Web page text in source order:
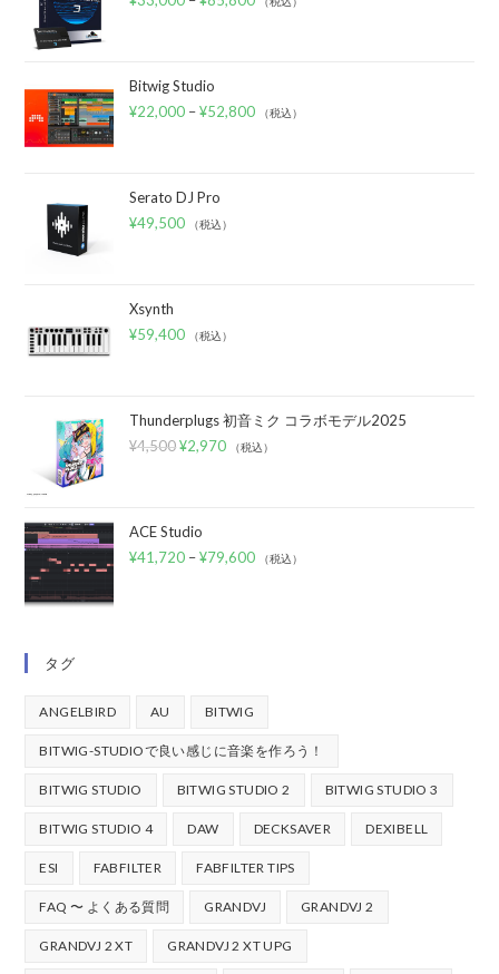
Bitwig Studio
¥22,000 –¥52,800 （税込）
Serato DJ Pro
¥49,500 （税込）
Xsynth
¥59,400 （税込）
Thunderplugs 初音ミク コラボモデル2025
¥4,500 ¥2,970 （税込）
ACE Studio
¥41,720 –¥79,600 （税込）
タグ
ANGELBIRD AU BITWIG
BITWIG-STUDIOで良い感じに音楽を作ろう！
BITWIG STUDIO BITWIG STUDIO 2 BITWIG STUDIO 3
BITWIG STUDIO 4 DAW DECKSAVER DEXIBELL
ESI FABFILTER FABFILTER TIPS
FAQ 〜 よくある質問 GRANDVJ GRANDVJ 2
GRANDVJ 2 XT GRANDVJ 2 XT UPG